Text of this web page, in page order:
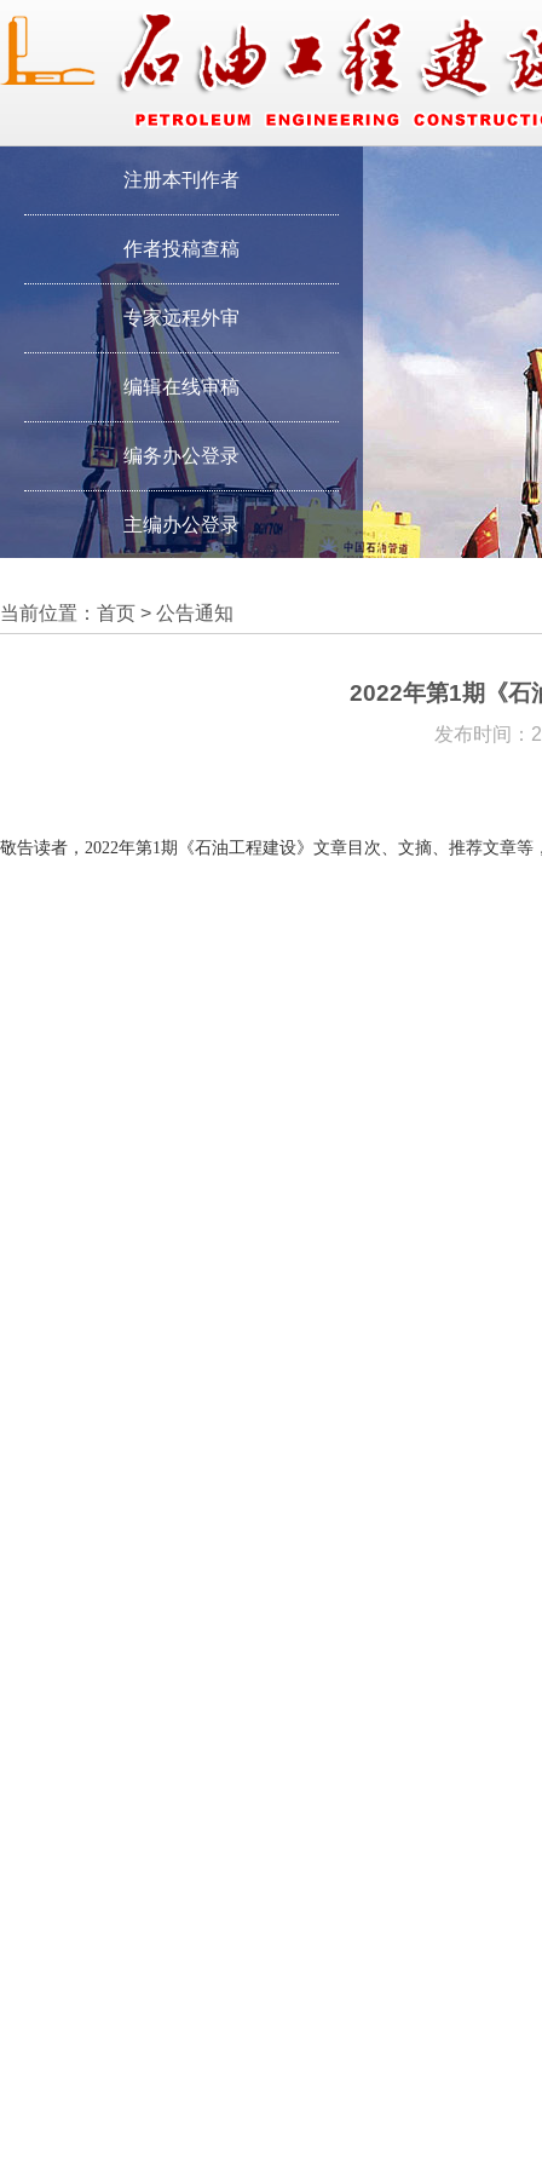
注册本刊作者
作者投稿查稿
专家远程外审
编辑在线审稿
编务办公登录
主编办公登录
当前位置： 首页 > 公告通知
2022年第1期《石
发布时间：
敬告读者， 2022年第1期《石油工程建设》文章目次、文摘、推荐文章等